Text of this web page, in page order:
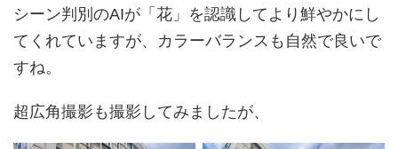
シーン判別のAIが「花」を認識してより鮮やかにし
てくれていますが、カラーバランスも自然で良いで
すね。
超広角撮影も撮影してみましたが、